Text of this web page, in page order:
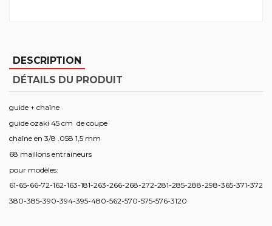
DESCRIPTION
DÉTAILS DU PRODUIT
guide + chaîne
guide ozaki 45 cm de coupe
chaîne en 3/8 .058 1,5 mm
68 maillons entraineurs
pour modèles:
61-65-66-72-162-163-181-263-266-268-272-281-285-288-298-365-371-372
380-385-390-394-395-480-562-570-575-576-3120